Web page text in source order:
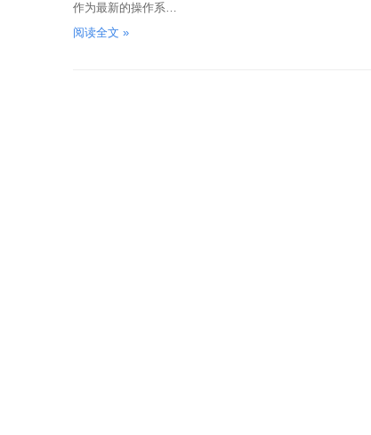
作为最新的操作系…
阅读全文 »